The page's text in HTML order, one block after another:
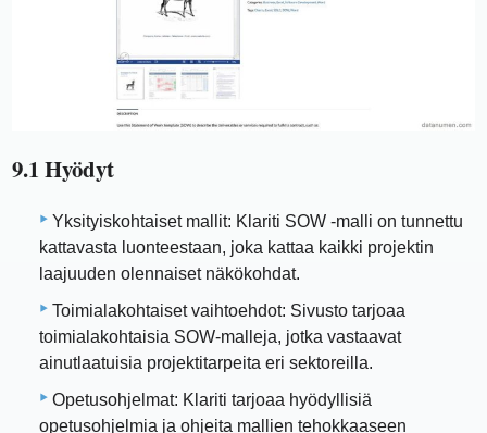
9.1 Hyödyt
Yksityiskohtaiset mallit: Klariti SOW -malli on tunnettu
kattavasta luonteestaan, joka kattaa kaikki projektin
laajuuden olennaiset näkökohdat.
Toimialakohtaiset vaihtoehdot: Sivusto tarjoaa
toimialakohtaisia ​​SOW-malleja, jotka vastaavat
ainutlaatuisia projektitarpeita eri sektoreilla.
Opetusohjelmat: Klariti tarjoaa hyödyllisiä
opetusohjelmia ja ohjeita mallien tehokkaaseen